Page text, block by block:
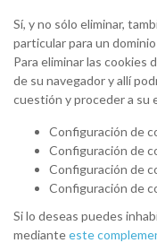
Sí, y no sólo eliminar,
particular para un
Para eliminar las cookies
de su navegador y allí
cuestión y proceder a su
Configuración de
Configuración de
Configuración de
Configuración de
Si lo deseas puedes
medianteeste